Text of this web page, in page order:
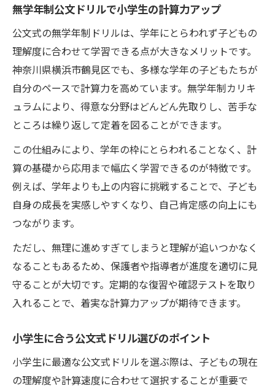
無学年制公文ドリルで小学生の計算力アップ
公文式の無学年制ドリルは、学年にとらわれず子どもの
理解度に合わせて学習できる点が大きなメリットです。
神奈川県横浜市鶴見区でも、多様な学年の子どもたちが
自分のペースで計算力を高めています。無学年制カリキ
ュラムにより、得意な分野はどんどん先取りし、苦手な
ところは繰り返して定着を図ることができます。
この仕組みにより、学年の枠にとらわれることなく、計
算の基礎から応用まで幅広く学習できるのが特徴です。
例えば、学年よりも上の内容に挑戦することで、子ども
自身の成長を実感しやすくなり、自己肯定感の向上にも
つながります。
ただし、無理に進めすぎてしまうと理解が追いつかなく
なることもあるため、保護者や指導者が進度を適切に見
守ることが大切です。定期的な復習や確認テストを取り
入れることで、着実な計算力アップが期待できます。
小学生に合う公文式ドリル選びのポイント
小学生に最適な公文式ドリルを選ぶ際は、子どもの現在
の理解度や計算速度に合わせて選択することが重要で